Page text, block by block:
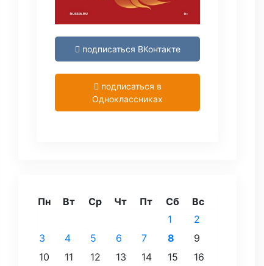
подписаться ВКонтакте
подписаться в
Одноклассниках
Пн Вт Ср Чт Пт Сб Вс
1
2
3
4 5 6 7 8
9
10
11 12 13 14 15
16